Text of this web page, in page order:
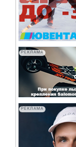
РЕКЛАМА
РЕКЛАМА